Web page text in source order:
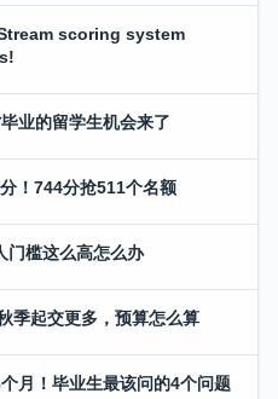
scoring system
业的留学生机会来了
！744分抢511个名额
门槛这么高怎么办
季起交更多，预算怎么算
月！毕业生最该问的4个问题